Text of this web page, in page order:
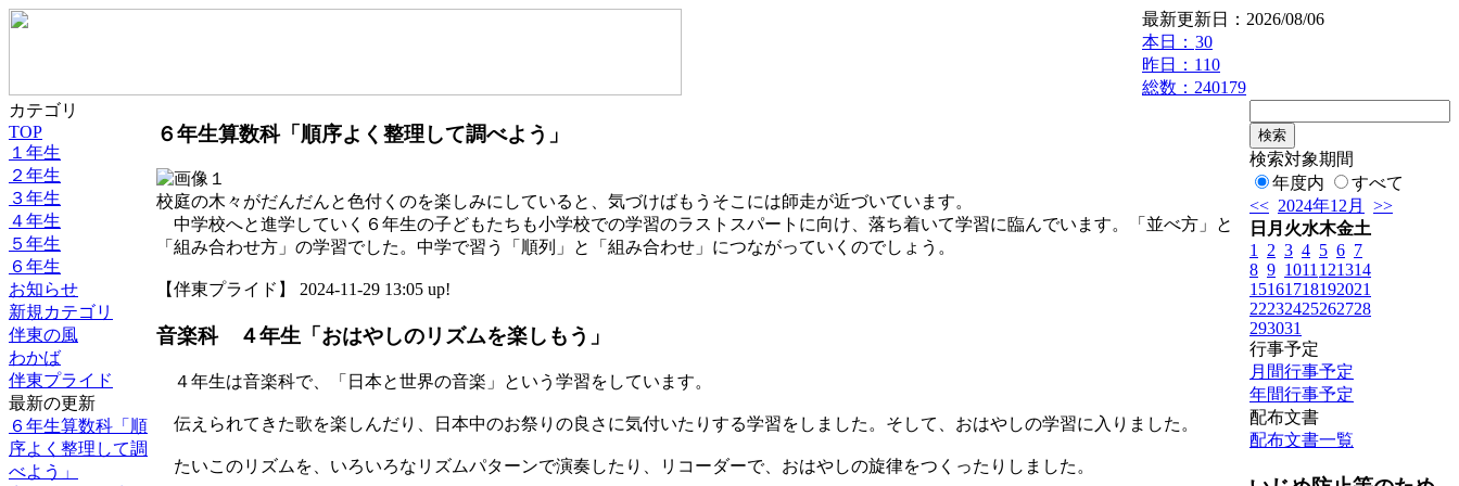
最新更新日：2026/08/06
本日： 30
昨日：110
総数：240179
カテゴリ
TOP
１年生
２年生
３年生
４年生
５年生
６年生
お知らせ
新規カテゴリ
伴東の風
わかば
伴東プライド
最新の更新
６年生算数科「順
序よく整理して調
べよう」
６年生算数科「順序よく整理して調べよう」
校庭の木々がだんだんと色付くのを楽しみにしていると、気づけばもうそこには師走が近づいています。
中学校へと進学していく６年生の子どもたちも小学校での学習のラストスパートに向け、落ち着いて学習に臨んでいます。「並べ方」と
「組み合わせ方」の学習でした。中学で習う「順列」と「組み合わせ」につながっていくのでしょう。
【伴東プライド】 2024-11-29 13:05 up!
音楽科 ４年生「おはやしのリズムを楽しもう」
４年生は音楽科で、「日本と世界の音楽」という学習をしています。
伝えられてきた歌を楽しんだり、日本中のお祭りの良さに気付いたりする学習をしました。そして、おはやしの学習に入りました。
たいこのリズムを、いろいろなリズムパターンで演奏したり、リコーダーで、おはやしの旋律をつくったりしました。
検索対象期間
年度内
すべて
<< 2024年12月
>>
日 月 火水木金土
1
2 3 4 5 6 7
8 9 1011 121314
15161718192021
22232425262728
293031
行事予定
月間行事予定
年間行事予定
配布文書
配布文書一覧